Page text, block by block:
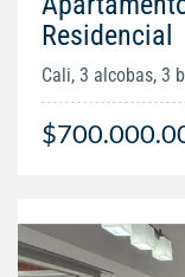
Residencial
Cali, 3 alcobas, 3